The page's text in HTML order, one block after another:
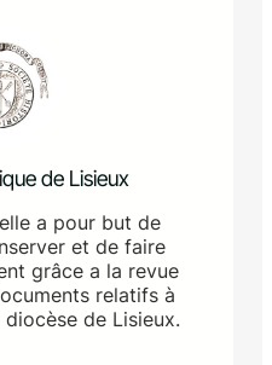
de Lisieux
a pour but de
et de faire
grâce a la revue
relatifs à
diocèse de Lisieux.